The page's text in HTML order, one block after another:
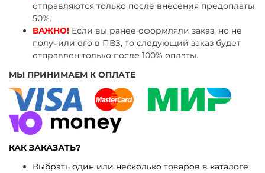
отправляются только после внесения предоплаты
50%.
ВАЖНО! Если вы ранее оформляли заказ, но не
получили его в ПВЗ, то следующий заказ будет
отправлен только после 100% оплаты.
МЫ ПРИНИМАЕМ К ОПЛАТЕ
КАК ЗАКАЗАТЬ?
Выбрать один или несколько товаров в каталоге